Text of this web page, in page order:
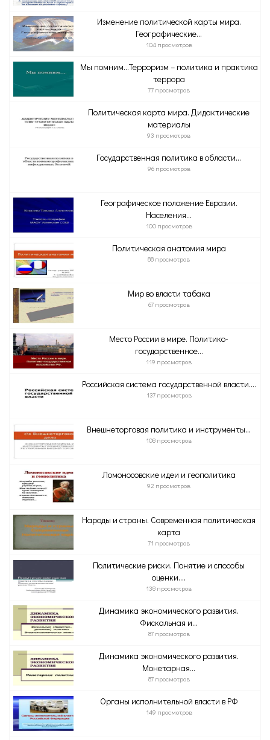
Изменение политической карты мира.
Географические...
104 просмотров
Мы помним…Терроризм – политика и практика
террора
77 просмотров
Политическая карта мира. Дидактические
материалы
93 просмотров
Государственная политика в области...
96 просмотров
Географическое положение Евразии.
Населения...
100 просмотров
Политическая анатомия мира
88 просмотров
Мир во власти табака
67 просмотров
Место России в мире. Политико-
государственное...
119 просмотров
Российская система государственной власти....
137 просмотров
Внешнеторговая политика и инструменты...
108 просмотров
Ломоносовские идеи и геополитика
92 просмотров
Народы и страны. Современная политическая
карта
71 просмотров
Политические риски. Понятие и способы
оценки....
138 просмотров
Динамика экономического развития.
Фискальная и...
87 просмотров
Динамика экономического развития.
Монетарная...
87 просмотров
Органы исполнительной власти в РФ
149 просмотров